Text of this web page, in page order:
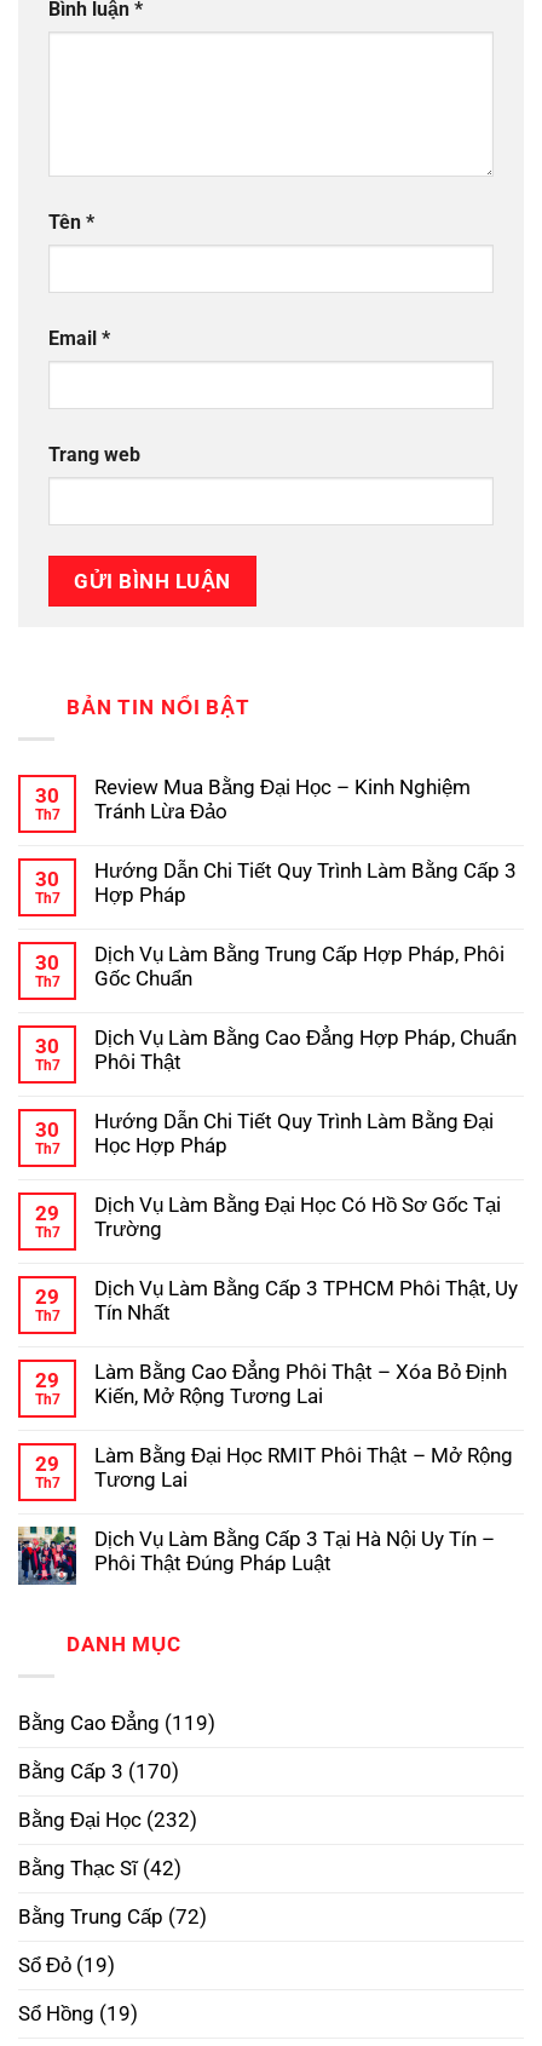
Bình luận *
Tên *
Email *
Trang web
BẢN TIN NỔI BẬT
30
Th7
Review Mua Bằng Đại Học – Kinh Nghiệm
Tránh Lừa Đảo
bình
luận
ở
Bằng
Đại
Học
Nghiệm
Tránh
Lừa
30
Th7
Hướng Dẫn Chi Tiết Quy Trình Làm Bằng Cấp 3
Hợp Pháp
bình
luận
ở
Chi
Tiết
Quy
Bằng
Cấp
3
30
Th7
Dịch Vụ Làm Bằng Trung Cấp Hợp Pháp, Phôi
Gốc Chuẩn
bình
luận
ở
Làm
Bằng
Trung
Pháp,
Phôi
Gốc
30
Th7
Dịch Vụ Làm Bằng Cao Đẳng Hợp Pháp, Chuẩn
Phôi Thật
bình
luận
ở
Làm
Bằng
Cao
Pháp,
Chuẩn
Phôi
30
Th7
Hướng Dẫn Chi Tiết Quy Trình Làm Bằng Đại
Học Hợp Pháp
bình
luận
ở
Chi
Tiết
Quy
Bằng
Đại
Học
29
Th7
Dịch Vụ Làm Bằng Đại Học Có Hồ Sơ Gốc Tại
Trường
bình
luận
ở
Làm
Bằng
Đại
Hồ
Sơ
Gốc
29
Th7
Dịch Vụ Làm Bằng Cấp 3 TPHCM Phôi Thật, Uy
Tín Nhất
bình
luận
ở
Làm
Bằng
Cấp
Phôi
Thật,
Uy
29
Th7
Làm Bằng Cao Đẳng Phôi Thật – Xóa Bỏ Định
Kiến, Mở Rộng Tương Lai
bình
luận
ở
Cao
Đẳng
Phôi
Bỏ
Tương
29
Th7
Làm Bằng Đại Học RMIT Phôi Thật – Mở Rộng
Tương Lai
bình
luận
ở
Học
RMIT
Mở
Tương
Lai
Dịch Vụ Làm Bằng Cấp 3 Tại Hà Nội Uy Tín –
Phôi Thật Đúng Pháp Luật
luận
ở
Bằng
Tại
Nội
Uy
Phôi
Đúng
Pháp
DANH MỤC
Bằng Cao Đẳng (119)
Bằng Cấp 3 (170)
Bằng Đại Học (232)
Bằng Thạc Sĩ(42)
Bằng Trung Cấp (72)
Sổ Đỏ (19)
Sổ Hồng (19)